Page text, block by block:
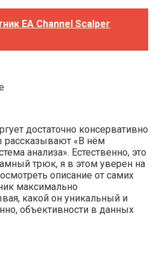
EA Channel Scalper
достаточно консервативно
рассказывают «В нём
анализа». Естественно, это
трюк, я в этом уверен на
описание от самих
максимально
какой он уникальный и
объективности в данных